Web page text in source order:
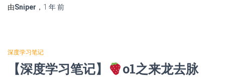
由Sniper ， 1 年前
深度学习笔记
【深度学习笔记】 o1之来龙去脉